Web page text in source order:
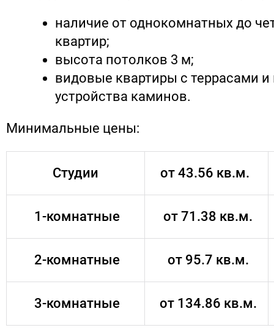
наличие от однокомнатных до
квартир;
высота потолков 3 м;
видовые квартиры с террасами
устройства каминов.
Минимальные цены:
Студии от 43.56 кв.м.
1-комнатные от 71.38 кв.м.
2-комнатные от 95.7 кв.м.
3-комнатные от 134.86 кв.м.